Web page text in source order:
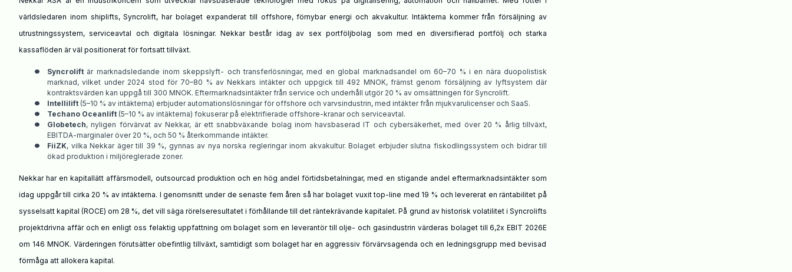
världsledaren inom shiplifts, Syncrolift, har bolaget expanderat till offshore, förnybar energi och akvakultur. Intäkterna kommer från försäljning av
utrustningssystem, serviceavtal och digitala lösningar. Nekkar består idag av sex portföljbolag som med en diversifierad portfölj och starka
kassaflöden är väl positionerat för fortsatt tillväxt.
• Syncrolift är marknadsledande inom skeppslyft- och transferlösningar, med en global marknadsandel om 60–70 % i en nära duopolistisk
marknad, vilket under 2024 stod för 70–80 % av Nekkars intäkter och uppgick till 492 MNOK, främst genom försäljning av lyftsystem där
kontraktsvärden kan uppgå till 300 MNOK. Eftermarknadsintäkter från service och underhåll utgör 20 % av omsättningen för Syncrolift.
• Intellilift (5–10 % av intäkterna) erbjuder automationslösningar för offshore och varvsindustrin, med intäkter från mjukvarulicenser och SaaS.
• Techano Oceanlift (5–10 % av intäkterna) fokuserar på elektrifierade offshore-kranar och serviceavtal.
• Globetech, nyligen förvärvat av Nekkar, är ett snabbväxande bolag inom havsbaserad IT och cybersäkerhet, med över 20 % årlig tillväxt,
EBITDA-marginaler över 20 %, och 50 % återkommande intäkter.
• FiiZK, vilka Nekkar äger till 39 %, gynnas av nya norska regleringar inom akvakultur. Bolaget erbjuder slutna fiskodlingssystem och bidrar till
ökad produktion i miljöreglerade zoner.
Nekkarhar en kapitallätt affärsmodell, outsourcad produktion och en hög andel förtidsbetalningar,med en stigande andel eftermarknadsintäkter som
idag uppgår till cirka 20 % av intäkterna. I genomsnitt under de senaste fem åren så har bolaget vuxit top-line med 19 % och levererat en räntabilitet på
sysselsatt kapital (ROCE) om 28 %, det vill säga rörelseresultatet i förhållande till det räntekrävande kapitalet. På grund av historisk volatilitet i Syncrolifts
projektdrivna affär och en enligt oss felaktig uppfattning om bolaget som en leverantör till olje- och gasindustrin värderas bolaget till6,2x EBIT 2026E
om 146 MNOK. Värderingen förutsätter obefintlig tillväxt, samtidigt som bolaget har en aggressiv förvärvsagenda och en ledningsgrupp med bevisad
förmåga att allokera kapital.